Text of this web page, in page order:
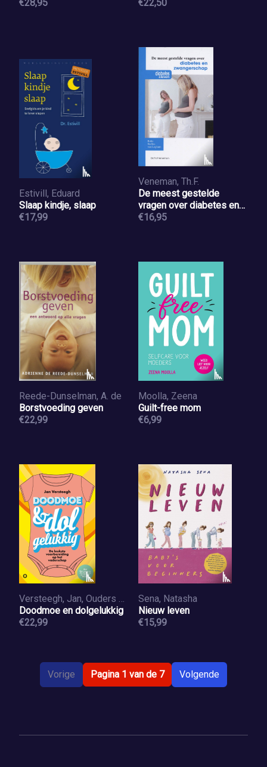
€28,95
€22,50
Estivill, Eduard
Slaap kindje, slaap
€17,99
Veneman, Th.F.
De meest gestelde
vragen over diabetes en
zwangerschap
€16,95
Reede-Dunselman, A. de
Borstvoeding geven
€22,99
Moolla, Zeena
Guilt-free mom
€6,99
Versteegh, Jan, Ouders van Nu
Doodmoe en dolgelukkig
€22,99
Sena, Natasha
Nieuw leven
€15,99
Vorige Pagina 1 van de 7 Volgende